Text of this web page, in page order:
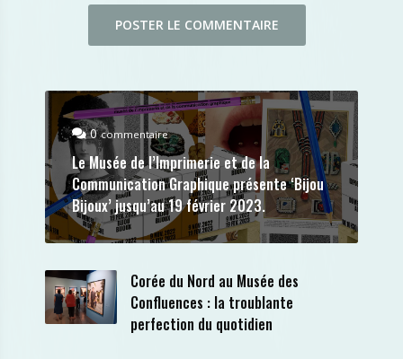
0commentaire
Le Musée de l’Imprimerie et de la
Communication Graphique présente ‘Bijou
Bijoux’ jusqu’au 19 février 2023.
Corée du Nord au Musée des
Confluences : la troublante
perfection du quotidien